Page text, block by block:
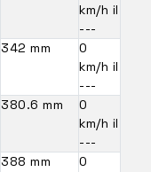
km/h il
---
342 mm
0
km/h il
---
380.6 mm
0
km/h il
---
388 mm
0